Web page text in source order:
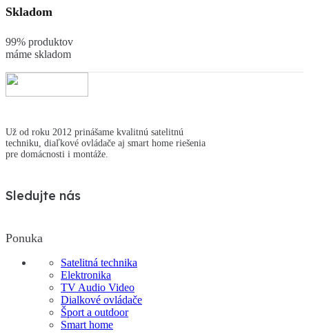
Skladom
99% produktov
máme skladom
Už od roku 2012 prinášame kvalitnú satelitnú
techniku, diaľkové ovládače aj smart home riešenia
pre domácnosti i montáže.
Sledujte nás
Ponuka
Satelitná technika
Elektronika
TV Audio Video
Dialkové ovládače
Šport a outdoor
Smart home